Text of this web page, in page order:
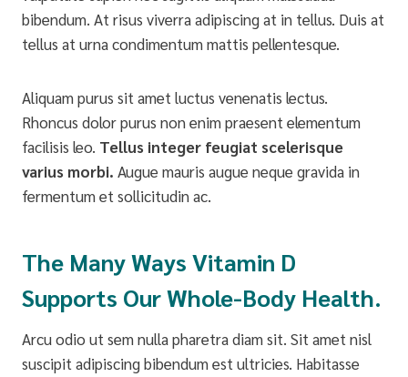
bibendum. At risus viverra adipiscing at in tellus. Duis at
tellus at urna condimentum mattis pellentesque.
Aliquam purus sit amet luctus venenatis lectus.
Rhoncus dolor purus non enim praesent elementum
facilisis leo. Tellus integer feugiat scelerisque
varius morbi. Augue mauris augue neque gravida in
fermentum et sollicitudin ac.
The Many Ways Vitamin D
Supports Our Whole-Body Health.
Arcu odio ut sem nulla pharetra diam sit. Sit amet nisl
suscipit adipiscing bibendum est ultricies. Habitasse